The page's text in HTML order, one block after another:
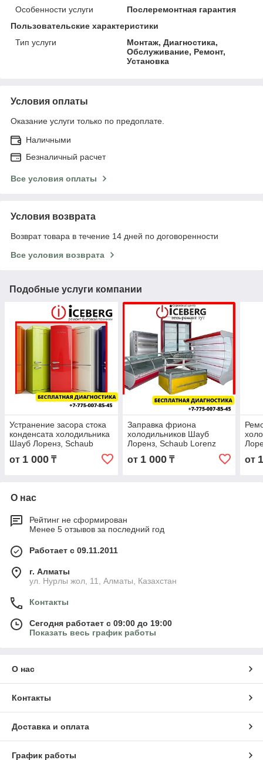
Особенности услуги
Послеремонтная гарантия
Пользовательские характеристики
Тип услуги
Монтаж, Диагностика,
Обслуживание, Ремонт,
Установка
Условия оплаты
Оказание услуги только по предоплате.
Наличными
Безналичный расчет
Все условия оплаты
Условия возврата
Возврат товара в течение 14 дней по договоренности
Все условия возврата
Подобные услуги компании
Устранение засора стока
конденсата холодильника
Шауб Лоренз, Schaub
от 1 000 ₸
Заправка фриона
холодильников Шауб
Лоренз, Schaub Lorenz
от 1 000₸ от
О нас
Рейтинг не сформирован
Менее 5 отзывов за последний год
Работает с 09.11.2011
г. Алматы
ул. Нурлы жол, 11, Алматы, Казахстан
Контакты
Сегодня работает с 09:00 до 19:00
Показать весь график работы
О нас
Контакты
Доставка и оплата
График работы